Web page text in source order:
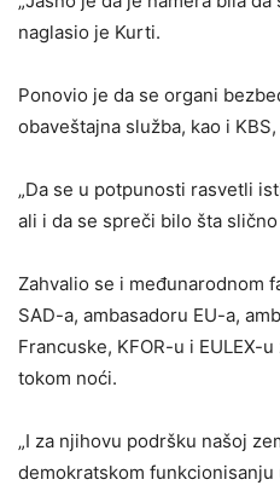
naglasio je Kurti.
Ponovio je da se organi
obaveštajna služba, kao i
„Da se u potpunosti rasvetli
ali i da se spreči bilo šta slično
Zahvalio se i međunarodnom
SAD-a, ambasadoru EU-a,
Francuske, KFOR-u i EULEX-
tokom noći.
„I za njihovu podršku našoj
demokratskom